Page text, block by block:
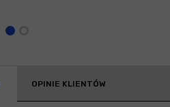
OPINIE KLIENTÓW